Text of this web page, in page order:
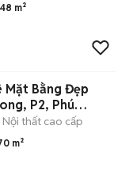
48 m²
Mặt Bằng Đẹp
P2, Phú
Nội thất cao cấp
m²